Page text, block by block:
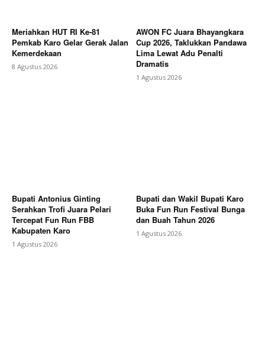
Meriahkan HUT RI Ke-81
Pemkab Karo Gelar Gerak Jalan
Kemerdekaan
8 Agustus 2026
AWON FC Juara Bhayangkara
Cup 2026, Taklukkan Pandawa
Lima Lewat Adu Penalti
Dramatis
1 Agustus 2026
Bupati Antonius Ginting
Serahkan Trofi Juara Pelari
Tercepat Fun Run FBB
Kabupaten Karo
1 Agustus 2026
Bupati dan Wakil Bupati Karo
Buka Fun Run Festival Bunga
dan Buah Tahun 2026
1 Agustus 2026